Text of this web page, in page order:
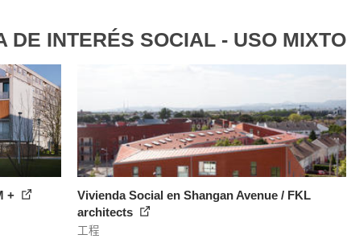
DE INTERÉS SOCIAL - USO MIXTO
+
Vivienda Social en Shangan Avenue / FKL
architects
工程